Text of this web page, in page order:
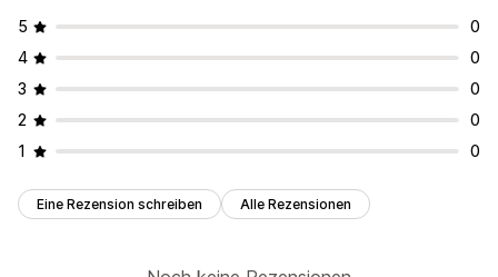
5
0
4
0
3
0
2
0
1
0
Eine Rezension schreiben Alle Rezensionen